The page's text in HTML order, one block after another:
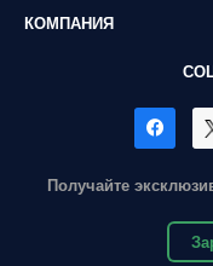
КОМПАНИЯ
Получайте